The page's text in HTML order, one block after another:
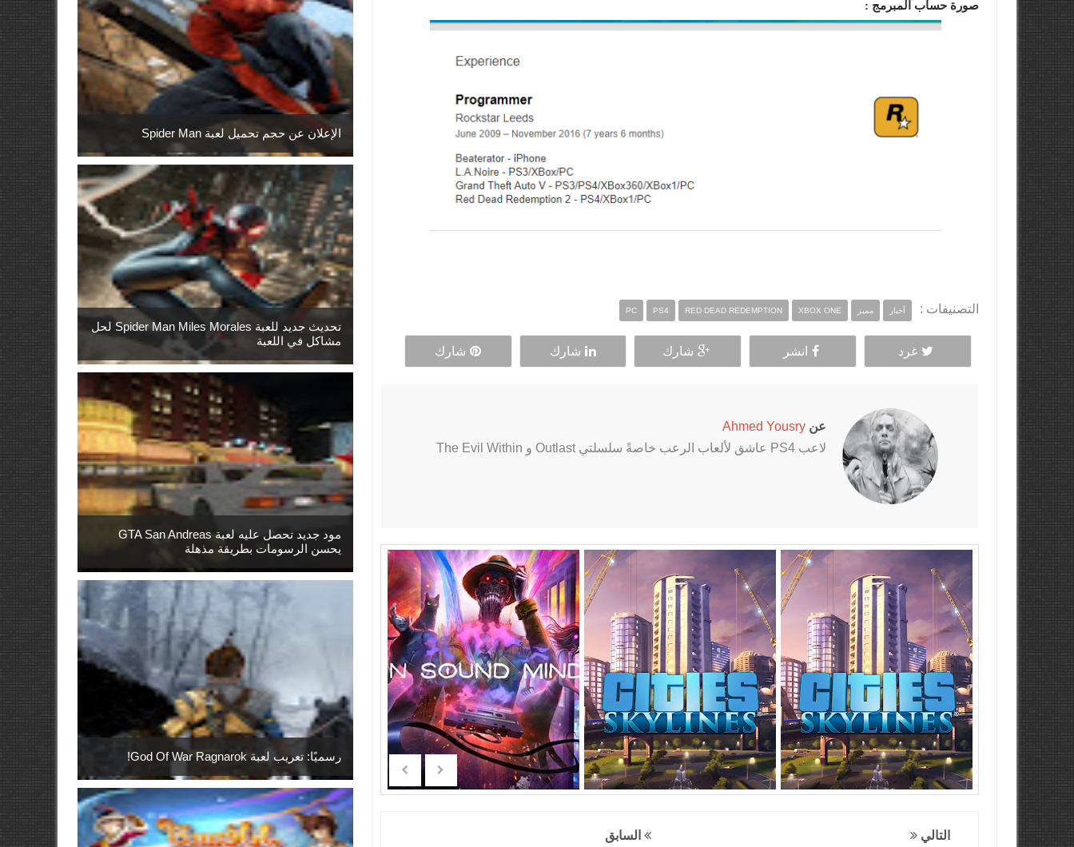
صورة حساب المبرمج :
التصنيفات : أخبار مميز PC PS4 RED DEAD REDEMPTION XBOX ONE
غرد انشر شارك شارك شارك
عن Ahmed Yousry
لاعب PS4 عاشق لألعاب الرعب خاصةً سلسلتي Outlast و The Evil Within
التالي
السابق
الإعلان عن حجم تحميل لعبة Spider Man
تحديث جديد للعبة Spider Man Miles Morales لحل
مشاكل في اللعبة
مود جديد تحصل عليه لعبة GTA San Andreas
يحسن الرسومات بطريقة مذهلة
رسميًا: تعريب لعبة God Of War Ragnarok!